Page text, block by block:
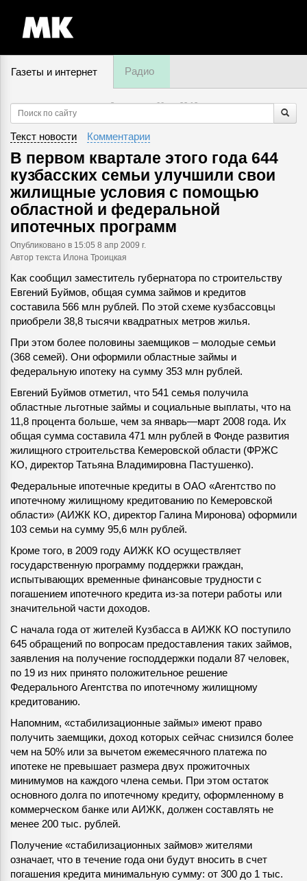
Газеты и интернет Радио
8 августа, суббота,22:13
Текст новости Комментарии
В первом квартале этого года 644
кузбасских семьи улучшили свои
жилищные условия с помощью
областной и федеральной
ипотечных программ
Опубликовано в 15:05 8 апр 2009 г.
Автор текста Илона Троицкая
Как сообщил заместитель губернатора по строительству
Евгений Буймов, общая сумма займов и кредитов
составила 566 млн рублей. По этой схеме кузбассовцы
приобрели 38,8 тысячи квадратных метров жилья.
При этом более половины заемщиков – молодые семьи
(368 семей). Они оформили областные займы и
федеральную ипотеку на сумму 353 млн рублей.
Евгений Буймов отметил, что 541 семья получила
областные льготные займы и социальные выплаты, что на
11,8 процента больше, чем за январь—март 2008 года. Их
общая сумма составила 471 млн рублей в Фонде развития
жилищного строительства Кемеровской области (ФРЖС
КО, директор Татьяна Владимировна Пастушенко).
Федеральные ипотечные кредиты в ОАО «Агентство по
ипотечному жилищному кредитованию по Кемеровской
области» (АИЖК КО, директор Галина Миронова) оформили
103 семьи на сумму 95,6 млн рублей.
Кроме того, в 2009 году АИЖК КО осуществляет
государственную программу поддержки граждан,
испытывающих временные финансовые трудности с
погашением ипотечного кредита из-за потери работы или
значительной части доходов.
С начала года от жителей Кузбасса в АИЖК КО поступило
645 обращений по вопросам предоставления таких займов,
заявления на получение господдержки подали 87 человек,
по 19 из них принято положительное решение
Федерального Агентства по ипотечному жилищному
кредитованию.
Напомним, «стабилизационные займы» имеют право
получить заемщики, доход которых сейчас снизился более
чем на 50% или за вычетом ежемесячного платежа по
ипотеке не превышает размера двух прожиточных
минимумов на каждого члена семьи. При этом остаток
основного долга по ипотечному кредиту, оформленному в
коммерческом банке или АИЖК, должен составлять не
менее 200 тыс. рублей.
Получение «стабилизационных займов» жителями
означает, что в течение года они будут вносить в счет
погашения кредита минимальную сумму: от 300 до 1 тыс.